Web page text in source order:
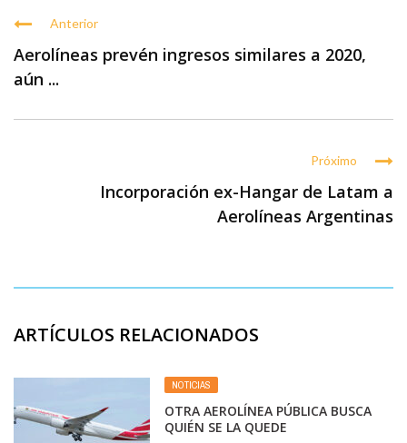
Anterior
Aerolíneas prevén ingresos similares a 2020,
aún ...
Próximo
Incorporación ex-Hangar de Latam a
Aerolíneas Argentinas
ARTÍCULOS RELACIONADOS
NOTICIAS
OTRA AEROLÍNEA PÚBLICA BUSCA
QUIÉN SE LA QUEDE